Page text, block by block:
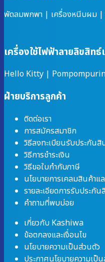
พัดลมพกพา | เครื่องหนีบผม |
เครื่องใช้ไฟฟ้าลายลิขสิท
Hello Kitty |
ฝ่ายบริการลูกค้า
ติดต่อเรา
การสมัครสมาชิก
วิธีลงทะเบียนรับประกันสิ
วิธีการชำระเงิน
วิธีขอใบกำกับภาษี
นโยบายการเคลมสินค้าแ
รายละเอียดการรับประกั
คำถามที่พบบ่อย
เกี่ยวกับ Kashiwa
ข้อตกลงและเงื่อนไข
นโยบายความเป็นส่วนตัว
ประกาศนโยบายความเป็